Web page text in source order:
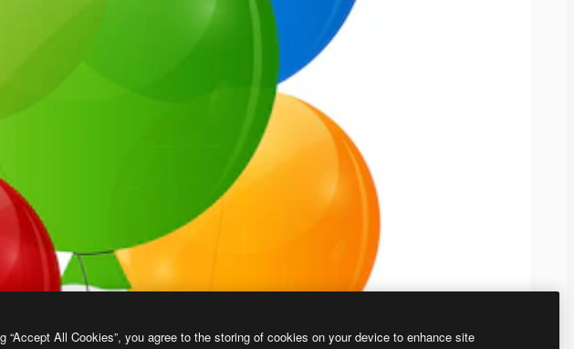
“Accept All Cookies”, you agree to the storing of cookies on your device to enhance site